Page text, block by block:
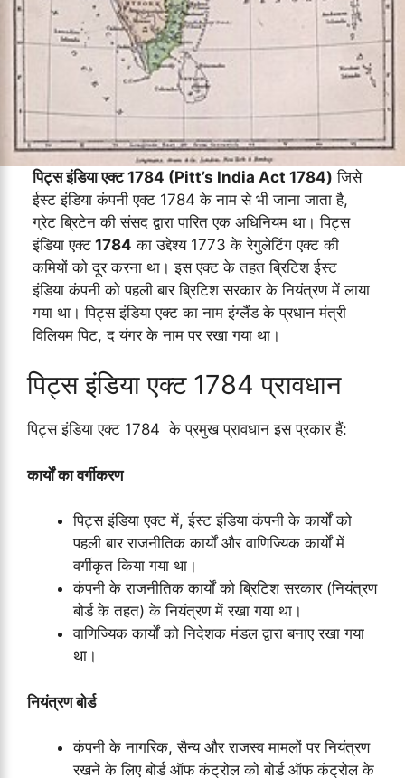
पिट्स इंडिया एक्ट 1784 (Pitt’s India Act 1784) जिसे
ईस्ट इंडिया कंपनी एक्ट 1784 के नाम से भी जाना जाता है,
ग्रेट ब्रिटेन की संसद द्वारा पारित एक अधिनियम था। पिट्स
इंडिया एक्ट1784 का उद्देश्य 1773 के रेगुलेटिंग एक्ट की
कमियों को दूर करना था। इस एक्ट के तहत ब्रिटिश ईस्ट
इंडिया कंपनी को पहली बार ब्रिटिश सरकार के नियंत्रण में लाया
गया था। पिट्स इंडिया एक्ट का नाम इंग्लैंड के प्रधान मंत्री
विलियम पिट, द यंगर के नाम पर रखा गया था।
पिट्स इंडिया एक्ट 1784 प्रावधान
पिट्स इंडिया एक्ट 1784 के प्रमुख प्रावधान इस प्रकार हैं:
कार्यों का वर्गीकरण
पिट्स इंडिया एक्ट में, ईस्ट इंडिया कंपनी के कार्यों को
पहली बार राजनीतिक कार्यों और वाणिज्यिक कार्यों में
वर्गीकृत किया गया था।
कंपनी के राजनीतिक कार्यों को ब्रिटिश सरकार (नियंत्रण
बोर्ड के तहत) के नियंत्रण में रखा गया था।
वाणिज्यिक कार्यों को निदेशक मंडल द्वारा बनाए रखा गया
था।
नियंत्रण बोर्ड
कंपनी के नागरिक, सैन्य और राजस्व मामलों पर नियंत्रण
रखने के लिए बोर्ड ऑफ कंट्रोल को बोर्ड ऑफ कंट्रोल के